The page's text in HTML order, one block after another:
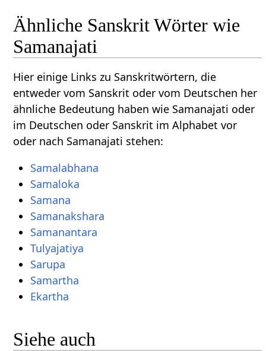
Ähnliche Sanskrit Wörter wie
Samanajati
Hier einige Links zu Sanskritwörtern, die
entweder vom Sanskrit oder vom Deutschen her
ähnliche Bedeutung haben wie Samanajati oder
im Deutschen oder Sanskrit im Alphabet vor
oder nach Samanajati stehen:
Samalabhana
Samaloka
Samana
Samanakshara
Samanantara
Tulyajatiya
Sarupa
Samartha
Ekartha
Siehe auch